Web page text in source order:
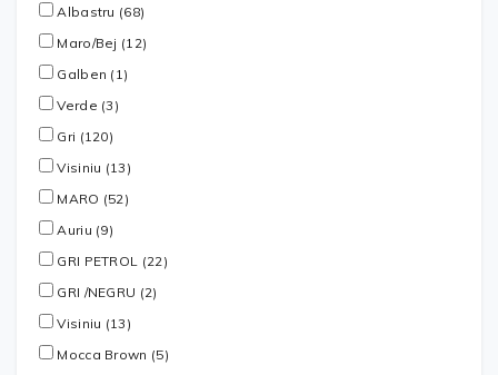
Albastru (68)
Maro/Bej (12)
Galben (1)
Verde (3)
Gri (120)
Visiniu (13)
MARO (52)
Auriu (9)
GRI PETROL (22)
GRI /NEGRU (2)
Visiniu (13)
Mocca Brown (5)